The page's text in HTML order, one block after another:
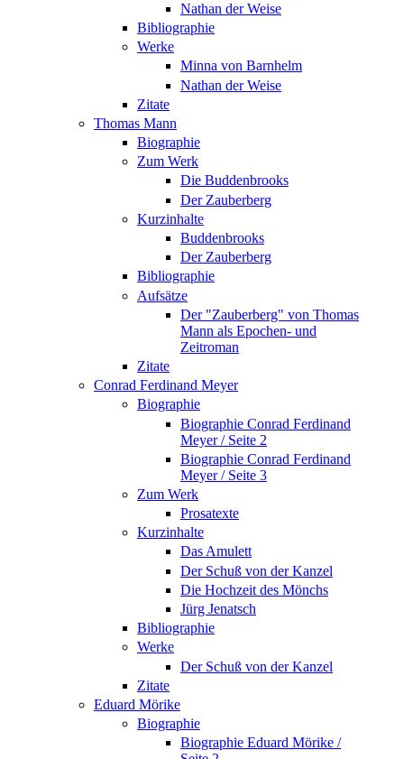
Nathan der Weise
Bibliographie
Werke
Minna von Barnhelm
Nathan der Weise
Zitate
Thomas Mann
Biographie
Zum Werk
Die Buddenbrooks
Der Zauberberg
Kurzinhalte
Buddenbrooks
Der Zauberberg
Bibliographie
Aufsätze
Der "Zauberberg" von Thomas
Mann als Epochen- und
Zeitroman
Zitate
Conrad Ferdinand Meyer
Biographie
Biographie Conrad Ferdinand
Meyer / Seite 2
Biographie Conrad Ferdinand
Meyer / Seite 3
Zum Werk
Prosatexte
Kurzinhalte
Das Amulett
Der Schuß von der Kanzel
Die Hochzeit des Mönchs
Jürg Jenatsch
Bibliographie
Werke
Der Schuß von der Kanzel
Zitate
Eduard Mörike
Biographie
Biographie Eduard Mörike /